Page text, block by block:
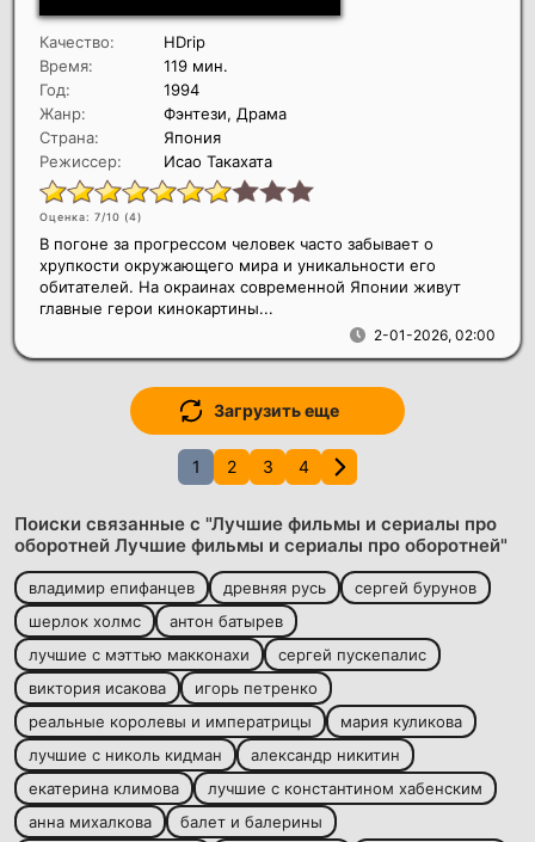
Качество:
HDrip
Время:
119 мин.
Год:
1994
Жанр:
Фэнтези, Драма
Страна:
Япония
Режиссер:
Исао Такахата
Оценка: 7/10 (4)
2-01-2026, 02:00
В погоне за прогрессом человек часто забывает о
хрупкости окружающего мира и уникальности его
обитателей. На окраинах современной Японии живут
главные герои кинокартины...
Загрузить еще
1 2 3 4
Поиски связанные с "Лучшие фильмы и сериалы про
оборотней Лучшие фильмы и сериалы про оборотней"
владимир епифанцев древняя русь
сергей бурунов
шерлок холмс
антон батырев
лучшие с мэттью макконахи
сергей пускепалис
виктория исакова
игорь петренко
реальные королевы и императрицы
мария куликова
лучшие с николь кидман
александр никитин
екатерина климова
лучшие с константином хабенским
анна михалкова
балет и балерины